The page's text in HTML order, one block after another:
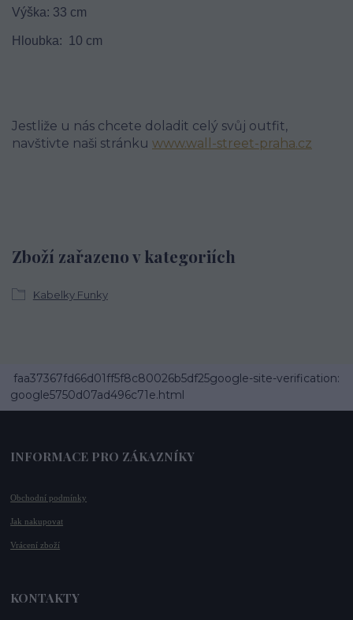
Výška: 33 cm
Hloubka: 10 cm
Jestliže u nás chcete doladit celý svůj outfit,
navštivte naši stránku www.wall-street-praha.cz
Zboží zařazeno v kategoriích
Kabelky Funky
faa37367fd66d01ff5f8c80026b5df25google-site-verification:
google5750d07ad496c71e.html
INFORMACE PRO ZÁKAZNÍKY
Obchodní podmínky
Jak nakupovat
Vrácení zboží
KONTAKTY